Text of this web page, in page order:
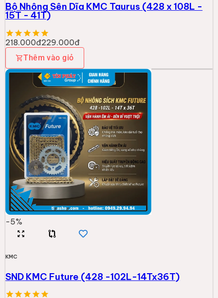
Bộ Nhông Sên Dĩa KMC Taurus (428 x 108L -
15T - 41T)
218.000đ229.000đ
Thêm vào giỏ
-5%
KMC
SND KMC Future (428 -102L-14Tx36T)